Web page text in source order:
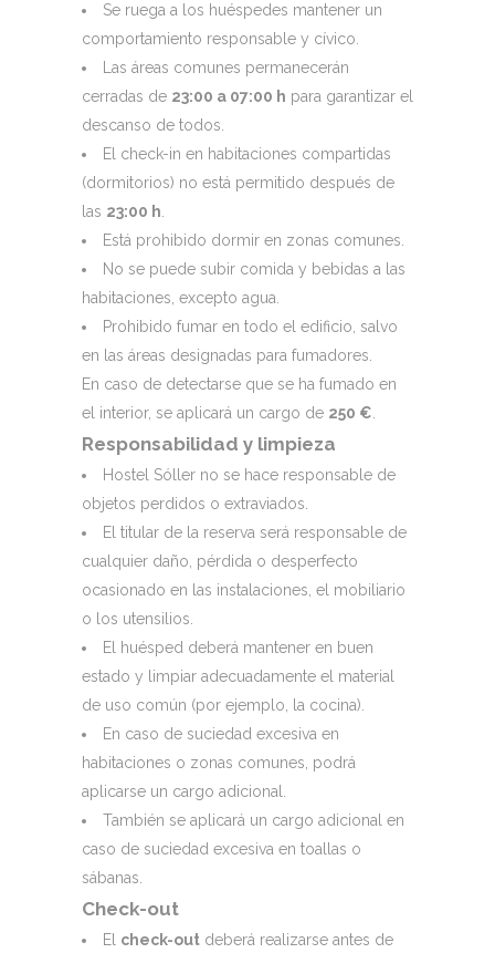
Se ruega a los huéspedes mantener un
comportamiento responsable y cívico.
Las áreas comunes permanecerán
cerradas de 23:00 a 07:00 h para garantizar el
descanso de todos.
El check-in en habitaciones compartidas
(dormitorios) no está permitido después de
las 23:00 h
Está prohibido dormir en zonas comunes.
No se puede subir comida y bebidas a las
habitaciones, excepto agua.
Prohibido fumar en todo el edificio, salvo
en las áreas designadas para fumadores.
En caso de detectarse que se ha fumado en
el interior, se aplicará un cargo de 250 €
Responsabilidad y limpieza
Hostel Sóller no se hace responsable de
objetos perdidos o extraviados.
El titular de la reserva será responsable de
cualquier daño, pérdida o desperfecto
ocasionado en las instalaciones, el mobiliario
o los utensilios.
El huésped deberá mantener en buen
estado y limpiar adecuadamente el material
de uso común (por ejemplo, la cocina).
En caso de suciedad excesiva en
habitaciones o zonas comunes, podrá
aplicarse un cargo adicional.
También se aplicará un cargo adicional en
caso de suciedad excesiva en toallas o
sábanas.
Check-out
El check-out deberá realizarse antes de